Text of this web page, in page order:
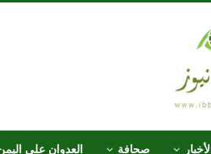
الأخبار صحافة العدوان على